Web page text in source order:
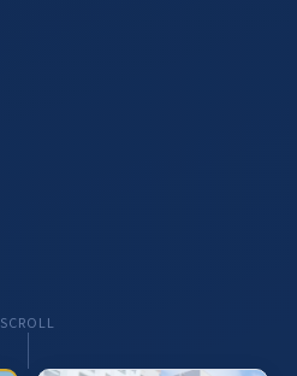
SCROLL